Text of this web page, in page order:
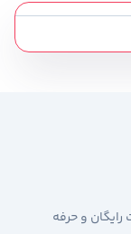
خدمات رایگان و حرفه